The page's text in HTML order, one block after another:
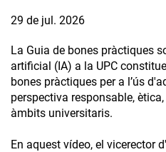
29 de jul. 2026
La Guia de bones pràctiques
artificial (IA) a la UPC
bones pràctiques per a l’ús
perspectiva responsable,
àmbits universitaris.
En aquest vídeo, el vicerector